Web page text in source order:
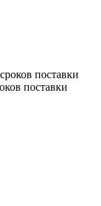
поставки